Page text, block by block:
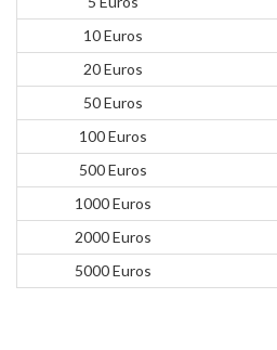
10 Euros
20 Euros
50 Euros
100 Euros
500 Euros
1000 Euros
2000 Euros
5000 Euros